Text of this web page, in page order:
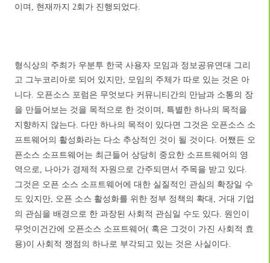
이며 , 현재까지 2회가 진행되었다.
형식상의 주최가 우분투 한국 사용자 모임과 정보공유연대 그리
고 그누코리아로 되어 있지만, 모임의 주체가 따로 있는 것은 아
니다. 오픈소스 포럼은 무엇보다 커뮤니티간의 만남과 소통의 장
을 만들어보는 것을 목적으로 한 것이며 , 특별한 하나의 목적을
지향하지 않는다. 다만 하나의 목적이 있다면 그것은 오픈소스 소
프트웨어의 활성화라는 다소 추상적인 것이 될 것이다. 어쨌든 오
픈소스 소프트웨어는 최근들어 상당히 중요한 소프트웨어의 영
역으로, 나아가 경제적 자원으로 간주되면서 주목을 받고 있다.
그것은 오픈 소스 소프트웨어에 대한 실질적인 관심의 확장일 수
도 있지만, 오픈 소스 활성화를 위한 정부 정책의 확대 , 거대 기업
의 관심을 배경으로 한 과장된 사회적 관심일 수도 있다. 원인이
무엇이건간에 오픈소스 소프트웨어( 혹은 그것이 가진 사회적 효
용)이 사회적 쟁점의 하나로 부각되고 있는 것은 사실이다.